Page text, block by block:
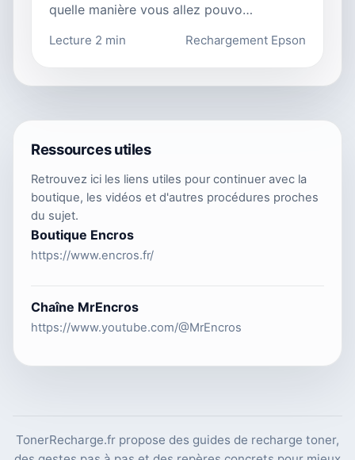
quelle manière vous allez pouvo…
Lecture 2 min Rechargement Epson
Ressources utiles
Retrouvez ici les liens utiles pour continuer avec la
boutique, les vidéos et d'autres procédures proches
du sujet.
Boutique Encros
https://www.encros.fr/
Chaîne MrEncros
https://www.youtube.com/@MrEncros
TonerRecharge.fr propose des guides de recharge toner,